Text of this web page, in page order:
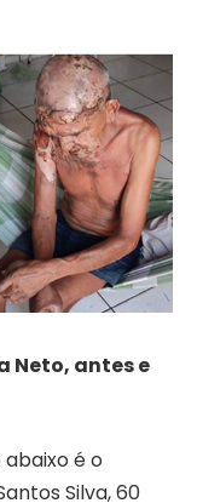
Neto, antes e
é o
Silva, 60